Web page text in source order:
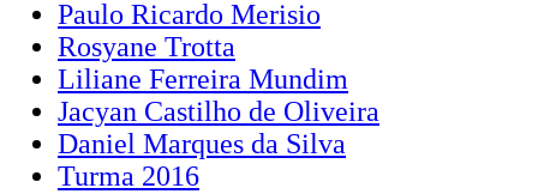
Paulo Ricardo Merisio
Rosyane Trotta
Liliane Ferreira Mundim
Jacyan Castilho de Oliveira
Daniel Marques da Silva
Turma 2016